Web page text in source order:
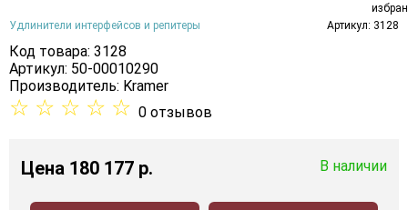
Удлинители интерфейсов и репитеры Артикул: 3128
Код товара: 3128
Артикул: 50-00010290
Производитель: Kramer
☆ ☆ ☆ ☆ ☆ 0 отзывов
Цена 180 177 p. В наличии